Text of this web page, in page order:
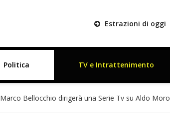
Estrazioni di oggi
Politica TV e Intrattenimento
Marco Bellocchio dirigerà una Serie Tv su Aldo Moro